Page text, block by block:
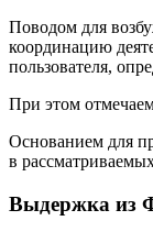
Поводом для
координацию
пользователя,
При этом
Основанием для
в
Выдержка из